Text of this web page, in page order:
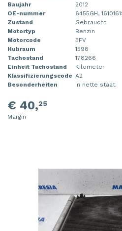
Baujahr
2012
OE-nummer
6455GH,
Zustand
Gebraucht
Motortyp
Benzin
Motorcode
5FV
Hubraum
1598
Tachostand
178266
Einheit Tachostand
Kilometer
Klassifizierungscode A2
Besonderheiten
In nette staat.
€ 40,25
Margin